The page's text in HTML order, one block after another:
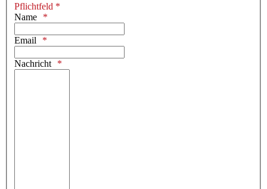
Pflichtfeld *
Name
Email
Nachricht